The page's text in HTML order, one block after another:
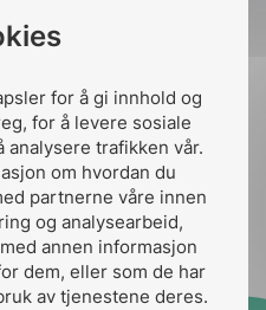
for å gi innhold og
for å levere sosiale
trafikken vår.
om hvordan du
partnerne våre innen
og analysearbeid,
annen informasjon
dem, eller som de har
av tjenestene deres.
av Cookies